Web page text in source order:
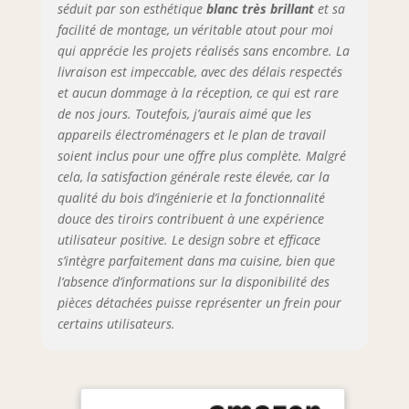
métalliques
modernes de la
gamme Nexus en
finition graphite,
dotés de la
technologie Soft-
Close, assurent
une fermeture
douce et
silencieuse.
Complétés par des
charnières Soft-
Close et des vérins
à gaz pour portes
et abattants.
Testés jusqu’à 60
000 cycles pour
RANGE-COUVERTS
séduit par son esthétique blanc très brillantet sa
facilité de montage, un véritable atout pour moi
qui apprécie les projets réalisés sans encombre. La
livraison est impeccable, avec des délais respectés
et aucun dommage à la réception, ce qui est rare
de nos jours. Toutefois, j’aurais aimé que les
appareils électroménagers et le plan de travail
soient inclus pour une offre plus complète. Malgré
cela, la satisfaction générale reste élevée, car la
qualité du bois d’ingénierie et la fonctionnalité
douce des tiroirs contribuent à une expérience
utilisateur positive. Le design sobre et efficace
s’intègre parfaitement dans ma cuisine, bien que
l’absence d’informations sur la disponibilité des
pièces détachées puisse représenter un frein pour
certains utilisateurs.